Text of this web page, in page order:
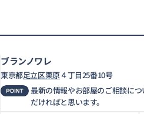
ブランノワレ
東京都足立区栗原４丁目25番10号
最新の情報やお部屋のご相談に
だければと思います。